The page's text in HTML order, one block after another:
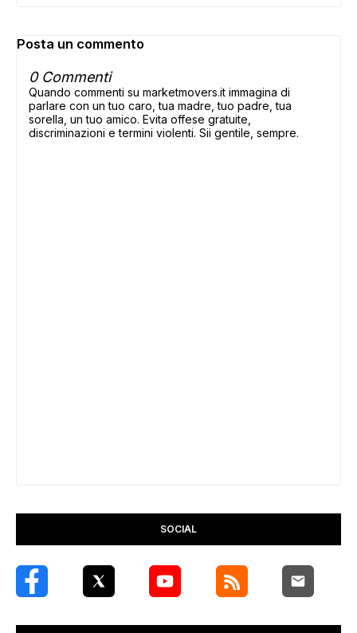
Posta un commento
0 Commenti
Quando commenti su marketmovers.it immagina di
parlare con un tuo caro, tua madre, tuo padre, tua
sorella, un tuo amico. Evita offese gratuite,
discriminazioni e termini violenti. Sii gentile, sempre.
SOCIAL